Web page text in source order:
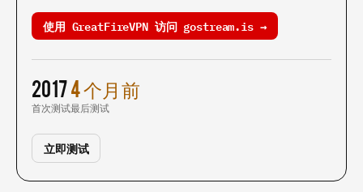
使用 GreatFireVPN 访问 gostream.is →
2017
首次测试
4 个月前
最后测试
立即测试